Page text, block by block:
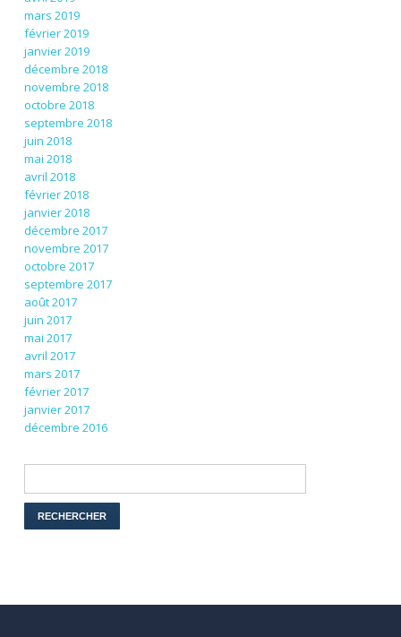
mars 2019
février 2019
janvier 2019
décembre 2018
novembre 2018
octobre 2018
septembre 2018
juin 2018
mai 2018
avril 2018
février 2018
janvier 2018
décembre 2017
novembre 2017
octobre 2017
septembre 2017
août 2017
juin 2017
mai 2017
avril 2017
mars 2017
février 2017
janvier 2017
décembre 2016